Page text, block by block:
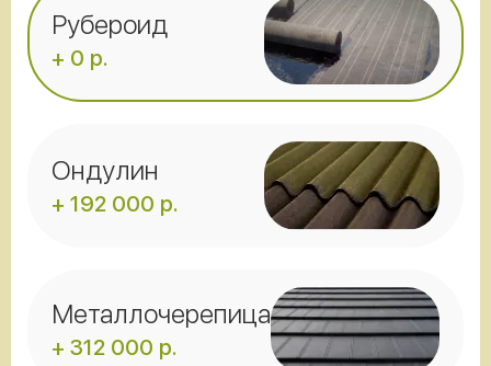
Рубероид
+ 0 р.
Ондулин
+ 192 000 р.
Металлочерепица
+ 312 000 р.